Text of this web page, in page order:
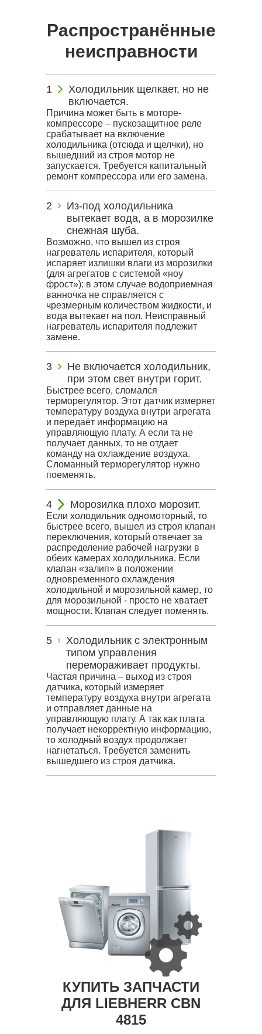
Распространённые
неисправности
Холодильник щелкает, но не
включается.
Причина может быть в моторе-
компрессоре – пускозащитное реле
срабатывает на включение
холодильника (отсюда и щелчки), но
вышедший из строя мотор не
запускается. Требуется капитальный
ремонт компрессора или его замена.
Из-под холодильника
вытекает вода, а в морозилке
снежная шуба.
Возможно, что вышел из строя
нагреватель испарителя, который
испаряет излишки влаги из морозилки
(для агрегатов с системой «ноу
фрост»): в этом случае водоприемная
ванночка не справляется с
чрезмерным количеством жидкости, и
вода вытекает на пол. Неисправный
нагреватель испарителя подлежит
замене.
Не включается холодильник,
при этом свет внутри горит.
Быстрее всего, сломался
терморегулятор. Этот датчик измеряет
температуру воздуха внутри агрегата
и передаёт информацию на
управляющую плату. А если та не
получает данных, то не отдает
команду на охлаждение воздуха.
Сломанный терморегулятор нужно
поеменять.
Морозилка плохо морозит.
Если холодильник одномоторный, то
быстрее всего, вышел из строя клапан
переключения, который отвечает за
распределение рабочей нагрузки в
обеих камерах холодильника. Если
клапан «залип» в положении
одновременного охлаждения
холодильной и морозильной камер, то
для морозильной - просто не хватает
мощности. Клапан следует поменять.
Холодильник с электронным
типом управления
перемораживает продукты.
Частая причина – выход из строя
датчика, который измеряет
температуру воздуха внутри агрегата
и отправляет данные на
управляющую плату. А так как плата
получает некорректную информацию,
то холодный воздух продолжает
нагнетаться. Требуется заменить
вышедшего из строя датчика.
КУПИТЬ ЗАПЧАСТИ
ДЛЯ LIEBHERR CBN
4815